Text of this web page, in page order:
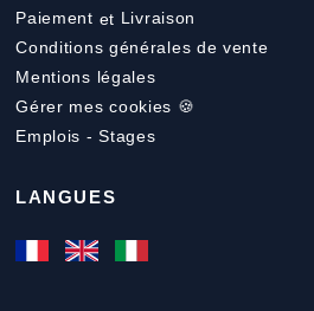
Paiement et Livraison
Conditions générales de vente
Mentions légales
Gérer mes cookies 🍪
Emplois - Stages
LANGUES